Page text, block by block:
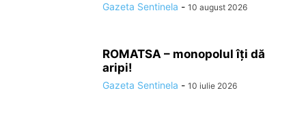
Gazeta Sentinela - 10 august 2026
ROMATSA – monopolul îți dă
aripi!
Gazeta Sentinela - 10 iulie 2026